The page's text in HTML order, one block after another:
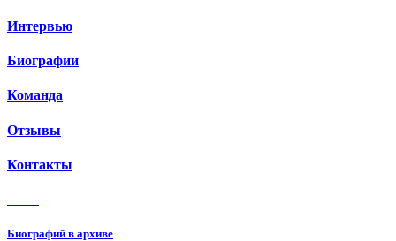
Интервью
Биографии
Команда
Отзывы
Контакты
Биографий в архиве